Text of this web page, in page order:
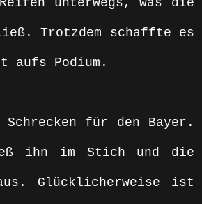
unterwegs, was die
Trotzdem schaffte es
aufs Podium.
Schrecken für den Bayer.
ihn im Stich und die
Glücklicherweise ist